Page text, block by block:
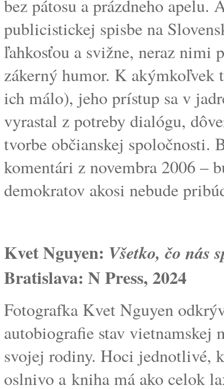
bez pátosu a prázdneho apelu.
publicistickej spisbe na
ľahkosťou a svižne, neraz nimi
zákerný humor. K akýmkoľvek
ich málo), jeho prístup sa v
vyrastal z potreby dialógu,
tvorbe občianskej spoločnosti.
komentári z novembra 2006 –
demokratov akosi nebude
Kvet Nguyen: Všetko, čo nás
Bratislava: N Press, 2024
Fotografka Kvet Nguyen
autobiografie stav vietnamskej
svojej rodiny. Hoci jednotlivé,
oslnivo a kniha má ako celok